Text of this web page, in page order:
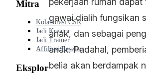
gawai dialih fungsikan
anak, dan sebagai
anak. Padahal,
belia akan berdampak
Mitra
Kolaborasi CSR
Jadi Kreator
Jadi Trainer
Affiliasi/Reseller
Eksplor